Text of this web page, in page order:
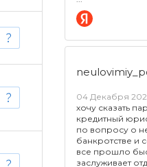
04 Декабря
хочу сказать
кредитный
по вопросу о
банкротстве и
все прошло
заслуживает